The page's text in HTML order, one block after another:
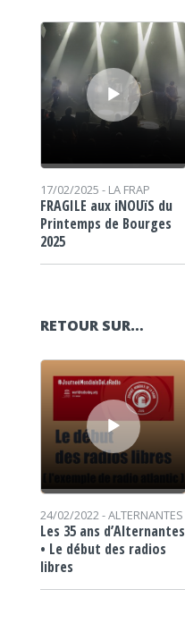
Lecteur audio
17/02/2025 - LA FRAP
FRAGILE aux iNOUïS du
Printemps de Bourges
2025
RETOUR SUR…
Lecteur audio
24/02/2022 -ALTERNANTES
Les 35 ans d’Alternantes
• Le début des radios
libres